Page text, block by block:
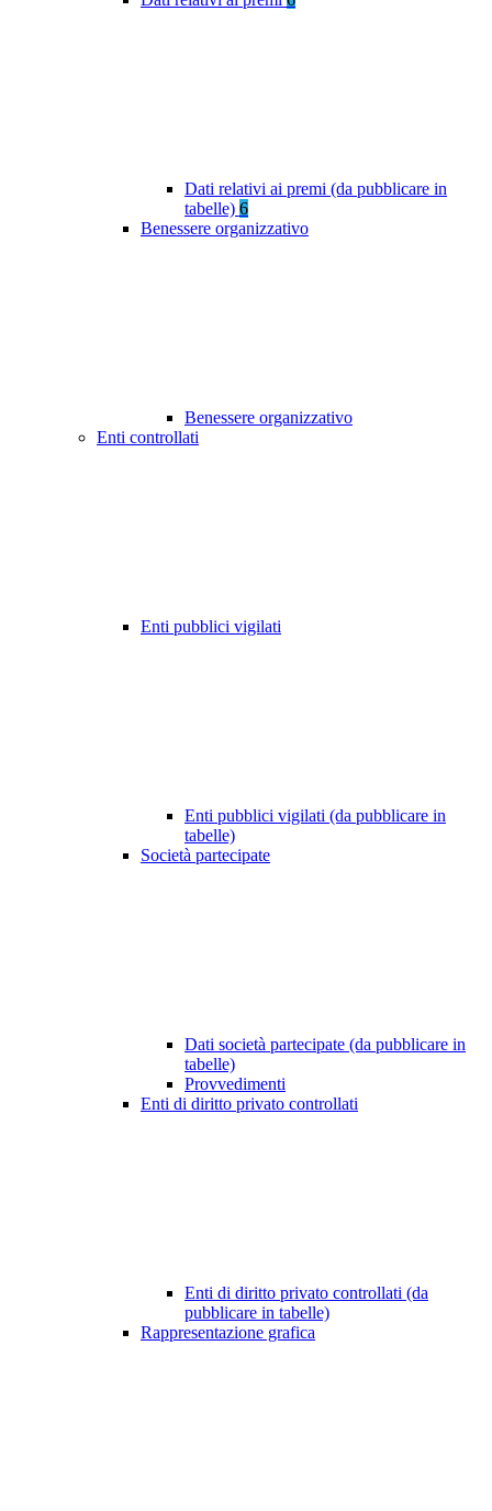
Dati relativi ai premi (da pubblicare in
tabelle) 6
Benessere organizzativo
Benessere organizzativo
Enti controllati
Enti pubblici vigilati
Enti pubblici vigilati (da pubblicare in
tabelle)
Società partecipate
Dati società partecipate (da pubblicare in
tabelle)
Provvedimenti
Enti di diritto privato controllati
Enti di diritto privato controllati (da
pubblicare in tabelle)
Rappresentazione grafica